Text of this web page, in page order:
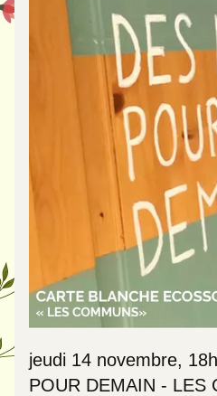
jeudi 14 novembre,
POUR DEMAIN - LES